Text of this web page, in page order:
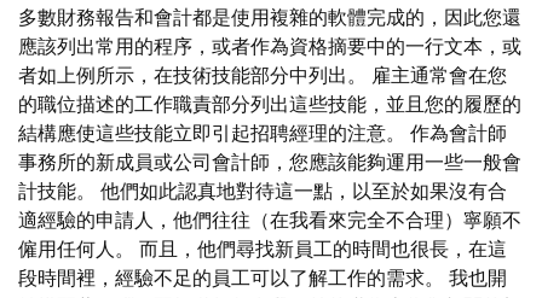
多數財務報告和會計都是使用複雜的軟體完成的，因此您還
應該列出常用的程序，或者作為資格摘要中的一行文本，或
者如上例所示，在技術技能部分中列出。 雇主通常會在您
的職位描述的工作職責部分列出這些技能，並且您的履歷的
結構應使這些技能立即引起招聘經理的注意。 作為會計師
事務所的新成員或公司會計師，您應該能夠運用一些一般會
計技能。 他們如此認真地對待這一點，以至於如果沒有合
適經驗的申請人，他們往往（在我看來完全不合理）寧願不
僱用任何人。 而且，他們尋找新員工的時間也很長，在這
段時間裡，經驗不足的員工可以了解工作的需求。 我也開